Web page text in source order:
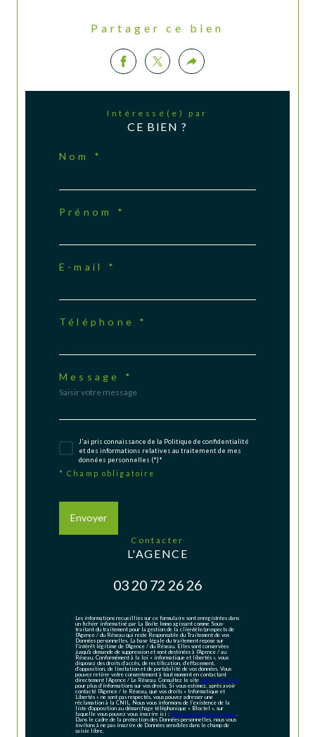
Partager ce bien
Intéressé(e) par
CE BIEN ?
Nom *
Prénom *
E-mail *
Téléphone *
Message *
J'ai pris connaissance de la Politique de confidentialité
et des informations relatives au traitement de mes
données personnelles (*)*
* Champ obligatoire
Envoyer
contacter
L'AGENCE
03 20 72 26 26
Les informations recueillies sur ce formulaire sont enregistrées dans
un fichier informatisé par La Boite Immo agissant comme Sous-
traitant du traitement pour la gestion de la clientèle/prospects de
l'Agence / du Réseau qui reste Responsable du Traitement de vos
Données personnelles. La base légale du traitement repose sur
l'intérêt légitime de l'Agence / du Réseau. Elles sont conservées
jusqu'à demande de suppression et sont destinées à l'Agence / au
Réseau. Conformément à la loi « informatique et libertés », vous
disposez des droits d’accès, de rectification, d’effacement,
d’opposition, de limitation et de portabilité de vos données. Vous
pouvez retirer votre consentement à tout moment en contactant
directement l’Agence / Le Réseau. Consultez le sitehttps://cnil.fr/fr
pour plus d’informations sur vos droits. Si vous estimez, après avoir
contacté l'Agence / le Réseau, que vos droits « Informatique et
Libertés » ne sont pas respectés, vous pouvez adresser une
réclamation à la CNIL. Nous vous informons de l’existence de la
liste d'opposition au démarchage téléphonique « Bloctel », sur
laquelle vous pouvez vous inscrire ici :https://www.bloctel.gouv.fr.
Dans le cadre de la protection des Données personnelles, nous vous
invitons à ne pas inscrire de Données sensibles dans le champ de
saisie libre.